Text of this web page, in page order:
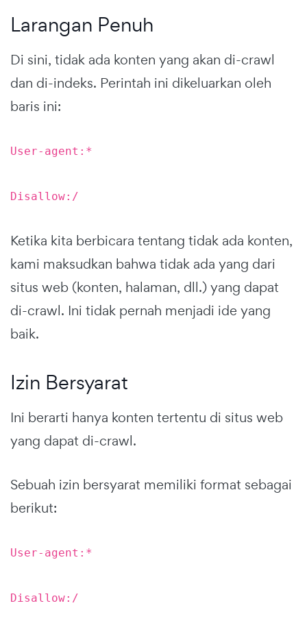
Larangan Penuh
Di sini, tidak ada konten yang akan di-crawl
dan di-indeks. Perintah ini dikeluarkan oleh
baris ini:
User-agent:*
Disallow:/
Ketika kita berbicara tentang tidak ada konten,
kami maksudkan bahwa tidak ada yang dari
situs web (konten, halaman, dll.) yang dapat
di-crawl. Ini tidak pernah menjadi ide yang
baik.
Izin Bersyarat
Ini berarti hanya konten tertentu di situs web
yang dapat di-crawl.
Sebuah izin bersyarat memiliki format sebagai
berikut:
User-agent:*
Disallow:/